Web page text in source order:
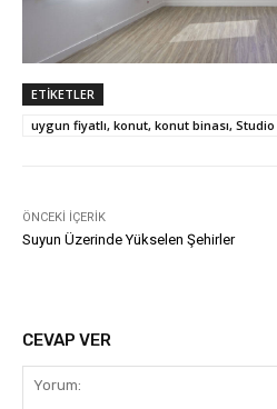
ETIKETLER
uygun fiyatlı, konut, konut binası,
ÖNCEKI İÇERIK
Suyun Üzerinde Yükselen Şehirler
CEVAP VER